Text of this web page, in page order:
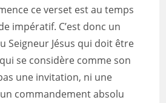
ce verset est au temps
impératif. C’est donc un
Seigneur Jésus qui doit être
se considère comme son
une invitation, ni une
commandement absolu